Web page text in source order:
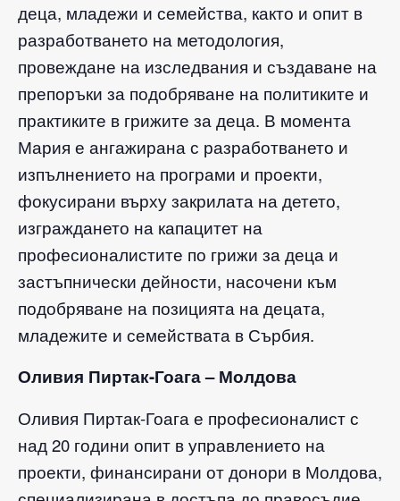
деца, младежи и семейства, както и опит в
разработването на методология,
провеждане на изследвания и създаване на
препоръки за подобряване на политиките и
практиките в грижите за деца. В момента
Мария е ангажирана с разработването и
изпълнението на програми и проекти,
фокусирани върху закрилата на детето,
изграждането на капацитет на
професионалистите по грижи за деца и
застъпнически дейности, насочени към
подобряване на позицията на децата,
младежите и семействата в Сърбия.
Оливия Пиртак-Гоага – Молдова
Оливия Пиртак-Гоага е професионалист с
над 20 години опит в управлението на
проекти, финансирани от донори в Молдова,